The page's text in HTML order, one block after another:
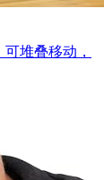
堆叠移动，